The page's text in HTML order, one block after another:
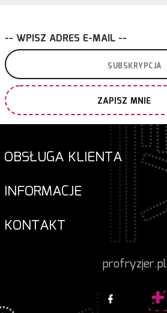
-- WPISZ ADRES E-MAIL --
ZAPISZ MNIE
OBSŁUGA KLIENTA
INFORMACJE
KONTAKT
profryzjer.pl